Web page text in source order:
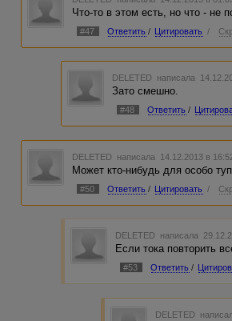
Что-то в этом есть, но что - не
#47 Ответить / Цитировать /
DELETED написала
Зато смешно.
#48 Ответить /
DELETED написала 14.12.2013 в
Может кто-нибудь для особо
#50 Ответить / Цитировать /
DELETED написала
Если тока повторить
#53 Ответить /
DELETED